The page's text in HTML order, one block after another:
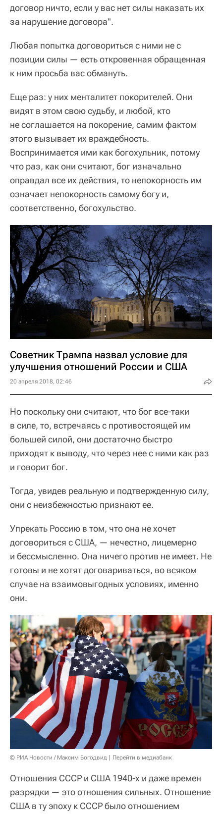
договор ничто, если у вас нет силы наказать их
за нарушение договора".
Любая попытка договориться с ними не с
позиции силы — есть откровенная обращенная
к ним просьба вас обмануть.
Еще раз: у них менталитет покорителей. Они
видят в этом свою судьбу, и любой, кто
не соглашается на покорение, самим фактом
этого вызывает их враждебность.
Воспринимается ими как богохульник, потому
что раз, как они считают, бог изначально
оправдал все их действия, то непокорность им
означает непокорность самому богу и,
соответственно, богохульство.
Советник Трампа назвал условие для
улучшения отношений России и США
20 апреля 2018, 02:46
Но поскольку они считают, что бог все-таки
в силе, то, встречаясь с противостоящей им
большей силой, они достаточно быстро
приходят к выводу, что через нее с ними как раз
и говорит бог.
Тогда, увидев реальную и подтвержденную силу,
они с неизбежностью признают ее.
Упрекать Россию в том, что она не хочет
договориться с США, — нечестно, лицемерно
и бессмысленно. Она ничего против не имеет. Не
готовы и не хотят договариваться, во всяком
случае на взаимовыгодных условиях, именно
они.
© РИА Новости / Максим Богодвид Перейти в медиабанк
Отношения СССР и США 1940-х и даже времен
разрядки — это отношения сильных. Отношение
США в ту эпоху к СССР было отношением